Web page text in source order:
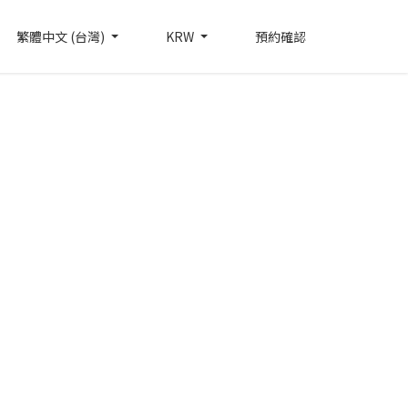
繁體中文 (台灣) KRW 預約確認